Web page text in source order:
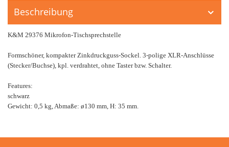
Beschreibung
K&M 29376 Mikrofon-Tischsprechstelle
Formschöner, kompakter Zinkdruckguss-Sockel. 3-polige XLR-Anschlüsse
(Stecker/Buchse), kpl. verdrahtet, ohne Taster bzw. Schalter.
Features:
schwarz
Gewicht: 0,5 kg, Abmaße: ø130 mm, H: 35 mm.